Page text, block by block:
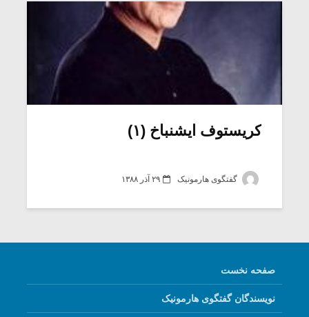
کریستوف ایشنباخ (۱)
گفتگوی هارمونیک ۲۹ آذر ۱۳۸۸
صفحه نخست
نویسندگان گفتگوی هارمونیک